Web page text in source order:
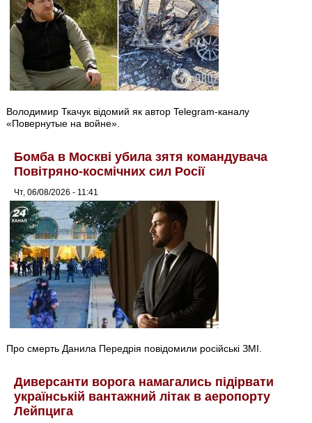
Володимир Ткачук відомий як автор Telegram-каналу
«Повернутые на войне».
Бомба в Москві убила зятя командувача
Повітряно-космічних сил Росії
Чт, 06/08/2026 - 11:41
Про смерть Данила Передрія повідомили російські ЗМІ.
Диверсанти ворога намагались підірвати
українській вантажний літак в аеропорту
Лейпцига